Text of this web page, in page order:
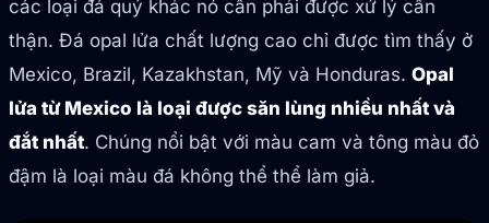
các loại đá quý khác nó cần phải được xử lý cẩn
thận. Đá opal lửa chất lượng cao chỉ được tìm thấy ở
Mexico, Brazil, Kazakhstan, Mỹ và Honduras. Opal
lửa từ Mexico là loại được săn lùng nhiều nhất và
đắt nhất. Chúng nổi bật với màu cam và tông màu đỏ
đậm là loại màu đá không thể thể làm giả.